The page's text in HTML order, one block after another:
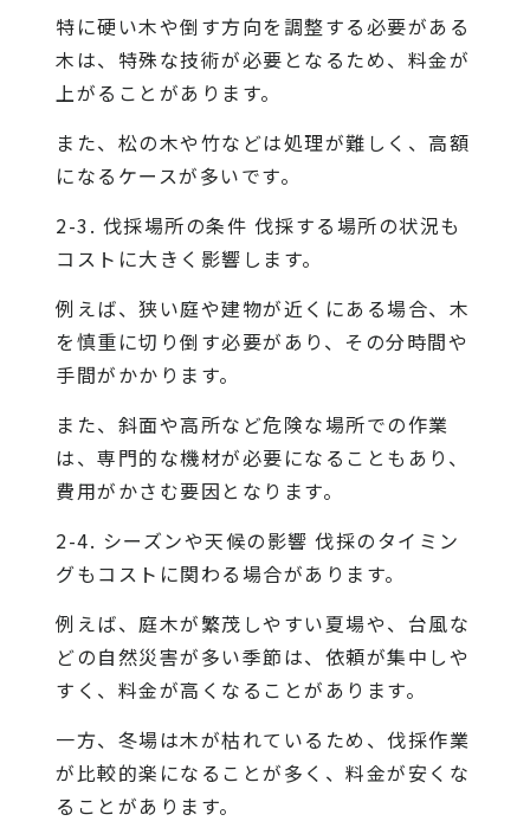
特に硬い木や倒す方向を調整する必要がある
木は、特殊な技術が必要となるため、料金が
上がることがあります。
また、松の木や竹などは処理が難しく、高額
になるケースが多いです。
2-3. 伐採場所の条件 伐採する場所の状況も
コストに大きく影響します。
例えば、狭い庭や建物が近くにある場合、木
を慎重に切り倒す必要があり、その分時間や
手間がかかります。
また、斜面や高所など危険な場所での作業
は、専門的な機材が必要になることもあり、
費用がかさむ要因となります。
2-4. シーズンや天候の影響 伐採のタイミン
グもコストに関わる場合があります。
例えば、庭木が繁茂しやすい夏場や、台風な
どの自然災害が多い季節は、依頼が集中しや
すく、料金が高くなることがあります。
一方、冬場は木が枯れているため、伐採作業
が比較的楽になることが多く、料金が安くな
ることがあります。